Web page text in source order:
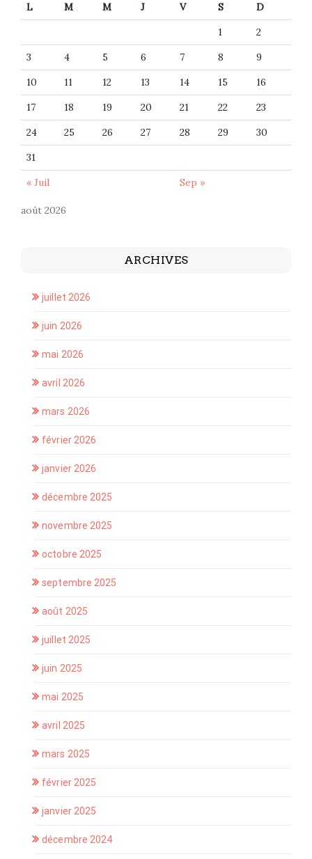
août 2026
L M M J V S
D
1
2
3
4 5 6 7 8
9
10
11 12 13 14 15
16
17
18 19 20 21 22
23
24
25 26 27 28 29
30
31
« Juil
Sep »
ARCHIVES
juillet 2026
juin 2026
mai 2026
avril 2026
mars 2026
février 2026
janvier 2026
décembre 2025
novembre 2025
octobre 2025
septembre 2025
août 2025
juillet 2025
juin 2025
mai 2025
avril 2025
mars 2025
février 2025
janvier 2025
décembre 2024